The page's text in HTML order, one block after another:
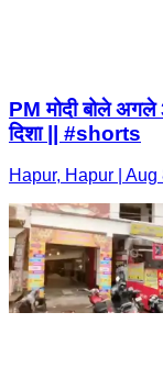
PM मोदी बोले
दिशा || #shorts
Hapur, Hapur | Aug